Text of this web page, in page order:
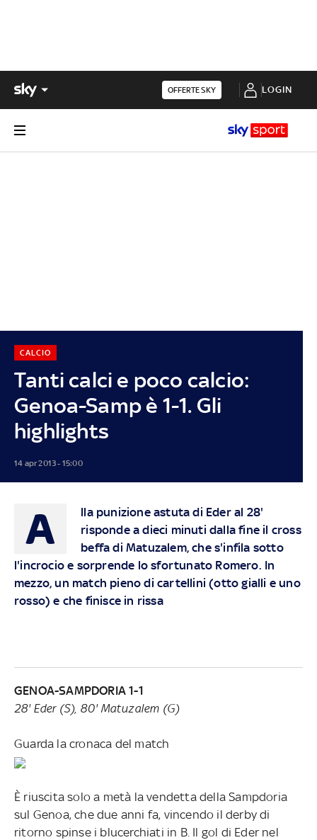
OFFERTE SKY LOGIN
Tanti calci e poco calcio:
Genoa-Samp è 1-1. Gli
highlights
CALCIO
14 apr 2013 - 15:00
A
lla punizione astuta di Eder al 28'
risponde a dieci minuti dalla fine il cross
beffa di Matuzalem, che s'infila sotto
l'incrocio e sorprende lo sfortunato Romero. In
mezzo, un match pieno di cartellini (otto gialli e uno
rosso) e che finisce in rissa
GENOA-SAMPDORIA 1-1
28' Eder (S), 80' Matuzalem (G)
Guarda la cronaca del match
È riuscita solo a metà la vendetta della Sampdoria
sul Genoa, che due anni fa, vincendo il derby di
ritorno spinse i blucerchiati in B. Il gol di Eder nel